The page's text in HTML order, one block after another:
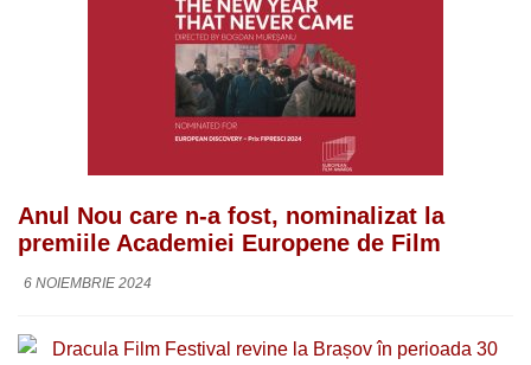
Anul Nou care n-a fost, nominalizat la
premiile Academiei Europene de Film
6 NOIEMBRIE 2024